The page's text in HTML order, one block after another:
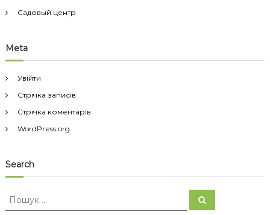
Садовый центр
Meta
Увійти
Стрічка записів
Стрічка коментарів
WordPress.org
Search
П
П